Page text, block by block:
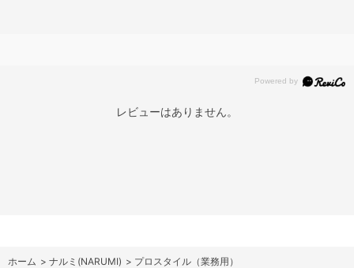
レビューはありません。
ホーム > ナルミ(NARUMI) > プロスタイル（業務用）